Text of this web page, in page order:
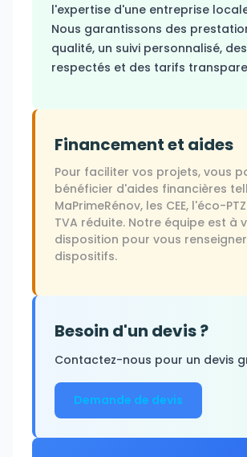
l'expertise d'une entreprise
Nous garantissons des
qualité, un suivi personnalisé,
respectés et des tarifs
Financement et aides
Pour faciliter vos projets, vous
bénéficier d'aides financières
MaPrimeRénov, les CEE, l'éco-
TVA réduite. Notre équipe est à
disposition pour vous
dispositifs.
Besoin d'un devis ?
Contactez-nous pour un devis
Demande de devis